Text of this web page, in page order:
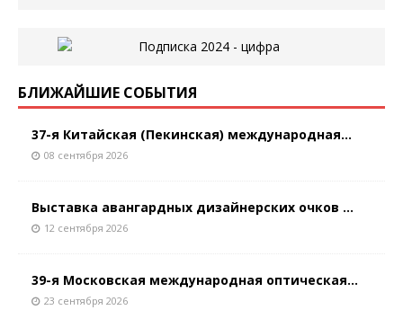
БЛИЖАЙШИЕ СОБЫТИЯ
37-я Китайская (Пекинская) международная...
08 сентября 2026
Выставка авангардных дизайнерских очков ...
12 сентября 2026
39-я Московская международная оптическая...
23 сентября 2026